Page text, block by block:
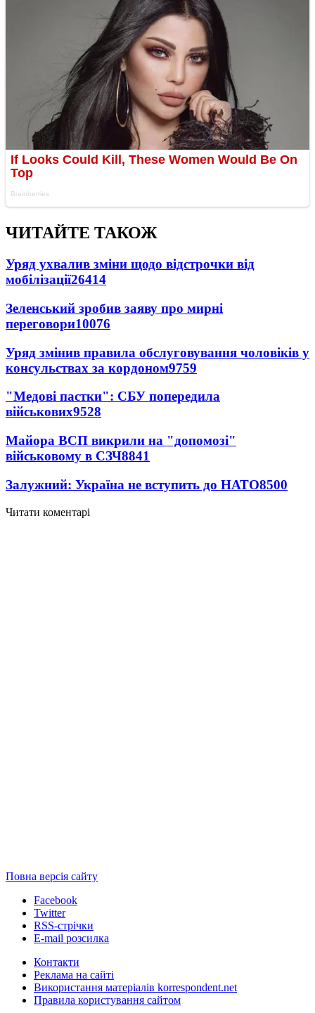
ЧИТАЙТЕ ТАКОЖ
Уряд ухвалив зміни щодо відстрочки від
мобілізації26414
Зеленський зробив заяву про мирні
переговори10076
Уряд змінив правила обслуговування чоловіків у
консульствах за кордоном9759
"Медові пастки": СБУ попередила
військових9528
Майора ВСП викрили на "допомозі"
військовому в СЗЧ8841
Залужний: Україна не вступить до НАТО8500
Читати коментарі
Повна версія сайту
Facebook
Twitter
RSS-стрічки
E-mail розсилка
Контакти
Реклама на сайті
Використання матеріалів korrespondent.net
Правила користування сайтом